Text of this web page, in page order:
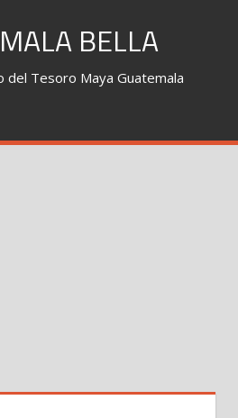
BELLA
del Tesoro Maya Guatemala